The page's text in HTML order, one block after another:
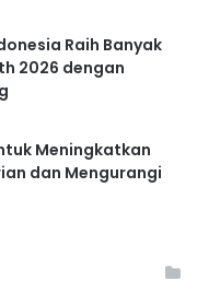
Raih Banyak
2026 dengan
Meningkatkan
dan Mengurangi